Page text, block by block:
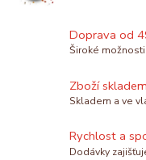
Doprava od
Široké
Zboží skladem
Skladem a ve
Rychlost a
Dodávky